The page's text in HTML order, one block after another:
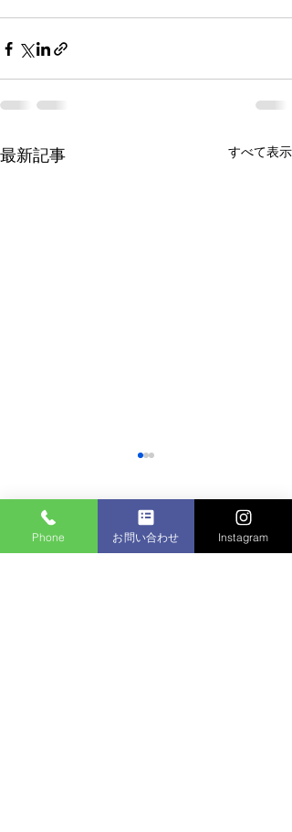
最新記事 すべて表示
コメント
Phone お問い合わせ Instagram